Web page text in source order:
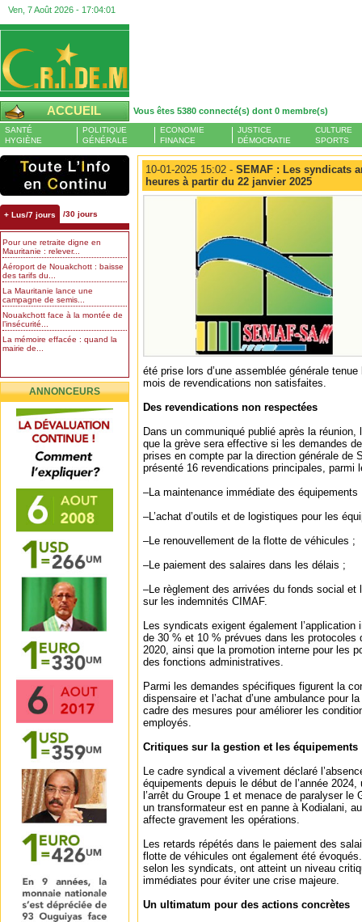
Ven, 7 Août 2026 - 17:04:02
ACCUEIL Vous êtes 5380 connecté(s) dont 0 membre(s)
SANTÉ
HYGIÈNE
POLITIQUE
GÉNÉRALE
ECONOMIE
FINANCE
JUSTICE
DÉMOCRATIE
CULTURE
SPORTS
+ Lus/7 jours /30 jours
Pour une retraite digne en
Mauritanie : relever...
Aéroport de Nouakchott : baisse
des tarifs du...
La Mauritanie lance une
campagne de semis...
Nouakchott face à la montée de
l’insécurité...
La mémoire effacée : quand la
mairie de...
ANNONCEURS
10-01-2025 15:02 - SEMAF : Les syndicats
heures à partir du 22 janvier 2025
été prise lors d’une assemblée générale
mois de revendications non satisfaites.
Des revendications non respectées
Dans un communiqué publié après la
que la grève sera effective si les demandes
prises en compte par la direction générale de
présenté 16 revendications principales, parmi
–La maintenance immédiate des équipements
–L’achat d’outils et de logistiques pour les
–Le renouvellement de la flotte de véhicules ;
–Le paiement des salaires dans les délais ;
–Le règlement des arrivées du fonds social et
sur les indemnités CIMAF.
Les syndicats exigent également
de 30 % et 10 % prévues dans les protocoles
2020, ainsi que la promotion interne pour les
des fonctions administratives.
Parmi les demandes spécifiques figurent la
dispensaire et l’achat d’une ambulance pour
cadre des mesures pour améliorer les
employés.
Critiques sur la gestion et les équipements
Le cadre syndical a vivement déclaré
équipements depuis le début de l’année
l’arrêt du Groupe 1 et menace de paralyser
un transformateur est en panne à Kodialani,
affecte gravement les opérations.
Les retards répétés dans le paiement des
flotte de véhicules ont également été
selon les syndicats, ont atteint un niveau
immédiates pour éviter une crise majeure.
Un ultimatum pour des actions concrètes